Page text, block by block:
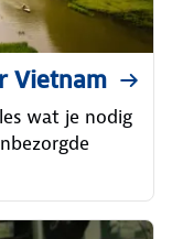
Vietnam
wat je nodig